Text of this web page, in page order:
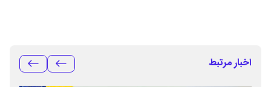
اخبار مرتبط